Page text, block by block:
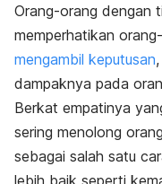
Orang-orang dengan
memperhatikan
mengambil keputusan
dampaknya pada
Berkat empatinya
sering menolong
sebagai salah satu
lebih baik seperti